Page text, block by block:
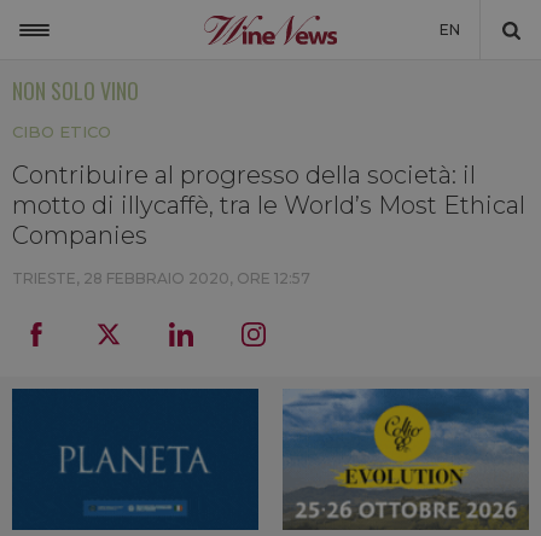
EN
NON SOLO VINO
LA CANTINA DI WINENEWS
DICONO DI NOI
NON SOLO VINO
CIBO ETICO
Contribuire al progresso della società: il
motto di illycaffè, tra le World’s Most Ethical
Companies
TRIESTE, 28 FEBBRAIO 2020, ORE 12:57